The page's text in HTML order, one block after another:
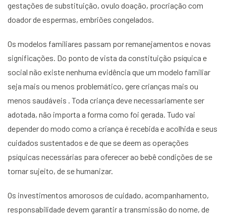
gestações de substituição, ovulo doação, procriação com
doador de espermas, embriões congelados.
Os modelos familiares passam por remanejamentos e novas
significações. Do ponto de vista da constituição psíquica e
social não existe nenhuma evidência que um modelo familiar
seja mais ou menos problemático, gere crianças mais ou
menos saudáveis . Toda criança deve necessariamente ser
adotada, não importa a forma como foi gerada. Tudo vai
depender do modo como a criança é recebida e acolhida e seus
cuidados sustentados e de que se deem as operações
psíquicas necessárias para oferecer ao bebê condições de se
tornar sujeito, de se humanizar.
Os investimentos amorosos de cuidado, acompanhamento,
responsabilidade devem garantir a transmissão do nome, de